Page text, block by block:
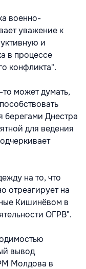
военно-
уважение к
и
в процессе
конфликта".
то может думать,
Днестра
для ведения
на то, что
отреагирует на
Кишинёвом в
ОГРВ".
вывод
Молдова в